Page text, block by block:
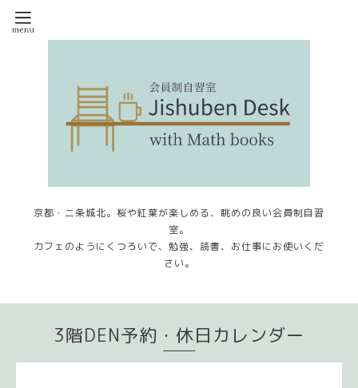
京都・二条城北。桜や紅葉が楽しめる、眺めの良い会員制自習
室。
カフェのようにくつろいで、勉強、読書、お仕事にお使いくだ
さい。
3階DEN予約・休日カレンダー